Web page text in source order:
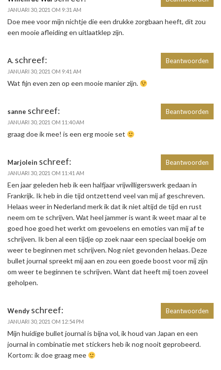
JANUARI 30, 2021 OM 9:31 AM
Doe mee voor mijn nichtje die een drukke zorgbaan heeft, dit zou
een mooie afleiding en uitlaatklep zijn.
A. schreef:
JANUARI 30, 2021 OM 9:41 AM
Wat fijn even zen op een mooie manier zijn.
Beantwoorden
sanne schreef:
JANUARI 30, 2021 OM 11:40 AM
graag doe ik mee! is een erg mooie set
Beantwoorden
Marjolein schreef:
JANUARI 30, 2021 OM 11:41 AM
Een jaar geleden heb ik een halfjaar vrijwilligerswerk gedaan in
Frankrijk. Ik heb in die tijd ontzettend veel van mij af geschreven.
Helaas weer in Nederland merk ik dat ik niet altijd de tijd en rust
neem om te schrijven. Wat heel jammer is want ik weet maar al te
goed hoe goed het werkt om gevoelens en emoties van mij af te
schrijven. Ik ben al een tijdje op zoek naar een speciaal boekje om
weer te beginnen met schrijven. Nog niet gevonden helaas. Deze
bullet journal spreekt mij aan en zou een goede boost voor mij zijn
om weer te beginnen te schrijven. Want dat heeft mij toen zoveel
geholpen.
Beantwoorden
Wendy schreef:
JANUARI 30, 2021 OM 12:54 PM
Mijn huidige bullet journal is bijna vol, ik houd van Japan en een
journal in combinatie met stickers heb ik nog nooit geprobeerd.
Kortom: ik doe graag mee
Beantwoorden